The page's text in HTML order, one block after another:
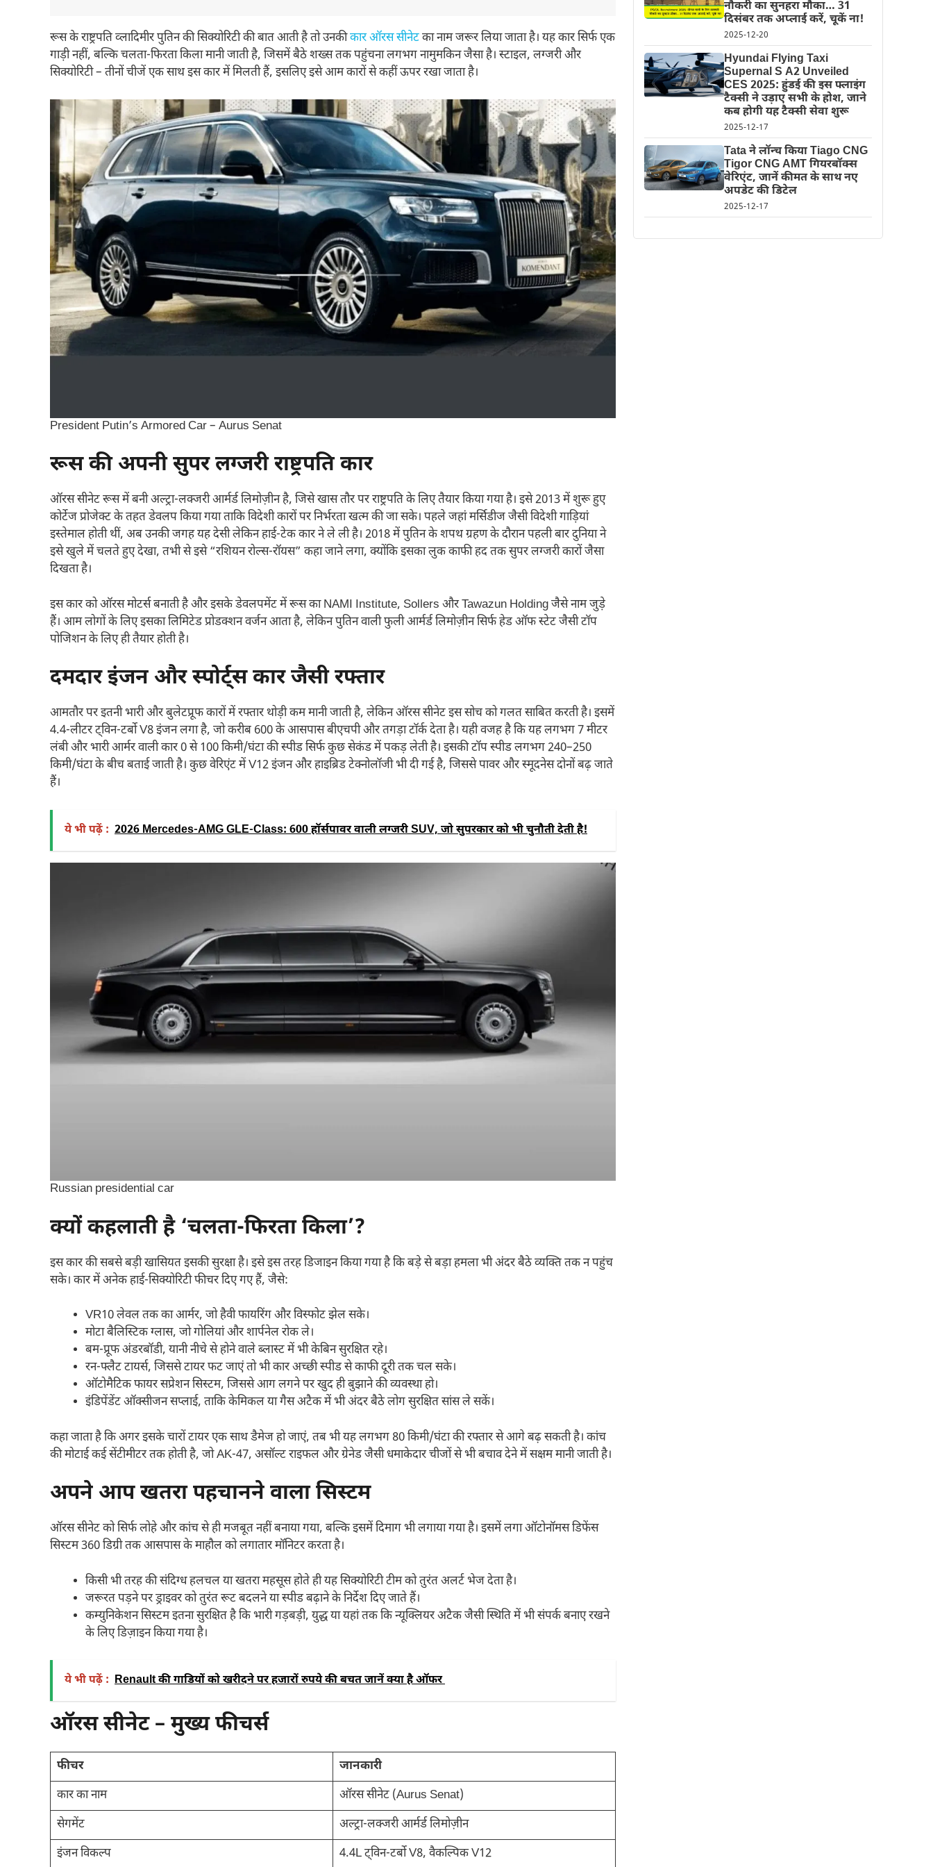
रूस के राष्ट्रपति व्लादिमीर पुतिन की सिक्योरिटी की बात आती है तो उनकीकार ऑरस सीनेटका नाम जरूर लिया जाता है। यह कार सिर्फ एक
गाड़ी नहीं, बल्कि चलता‑फिरता किला मानी जाती है, जिसमें बैठे शख्स तक पहुंचना लगभग नामुमकिन जैसा है। स्टाइल, लग्जरी और
सिक्योरिटी – तीनों चीजें एक साथ इस कार में मिलती हैं, इसलिए इसे आम कारों से कहीं ऊपर रखा जाता है।
President Putin’s Armored Car – Aurus Senat
रूस की अपनी सुपर लग्जरी राष्ट्रपति कार
ऑरस सीनेट रूस में बनी अल्ट्रा‑लक्जरी आर्मर्ड लिमोज़ीन है, जिसे खास तौर पर राष्ट्रपति के लिए तैयार किया गया है। इसे 2013 में शुरू हुए
कोर्टेज प्रोजेक्ट के तहत डेवलप किया गया ताकि विदेशी कारों पर निर्भरता खत्म की जा सके। पहले जहां मर्सिडीज जैसी विदेशी गाड़ियां
इस्तेमाल होती थीं, अब उनकी जगह यह देसी लेकिन हाई‑टेक कार ने ले ली है। 2018 में पुतिन के शपथ ग्रहण के दौरान पहली बार दुनिया ने
इसे खुले में चलते हुए देखा, तभी से इसे “रशियन रोल्स‑रॉयस ” कहा जाने लगा, क्योंकि इसका लुक काफी हद तक सुपर लग्जरी कारों जैसा
दिखता है।
इस कार को ऑरस मोटर्स बनाती है और इसके डेवलपमेंट में रूस का NAMI Institute , Sollers और Tawazun Holding जैसे नाम जुड़े
हैं। आम लोगों के लिए इसका लिमिटेड प्रोडक्शन वर्जन आता है, लेकिन पुतिन वाली फुली आर्मर्ड लिमोज़ीन सिर्फ हेड ऑफ स्टेट जैसी टॉप
पोजिशन के लिए ही तैयार होती है।
दमदार इंजन और स्पोर्ट्स कार जैसी रफ्तार
आमतौर पर इतनी भारी और बुलेटप्रूफ कारों में रफ्तार थोड़ी कम मानी जाती है, लेकिन ऑरस सीनेट इस सोच को गलत साबित करती है। इसमें
4.4‑लीटर ट्विन‑टर्बो V8 इंजन लगा है, जो करीब 600 के आसपास बीएचपी और तगड़ा टॉर्क देता है। यही वजह है कि यह लगभग 7 मीटर
लंबी और भारी आर्मर वाली कार 0 से 100 किमी/घंटा की स्पीड सिर्फ कुछ सेकंड में पकड़ लेती है। इसकी टॉप स्पीड लगभग 240–250
किमी/घंटा के बीच बताई जाती है। कुछ वेरिएंट में V12 इंजन और हाइब्रिड टेक्नोलॉजी भी दी गई है, जिससे पावर और स्मूदनेस दोनों बढ़ जाते
हैं।
ये भी पढ़ें : 2026 Mercedes-AMG GLE-Class: 600 हॉर्सपावर वाली लग्जरी SUV, जो सुपरकार को भी चुनौती देती है!
Russian presidential car
क्यों कहलाती है ‘चलता‑फिरता किला’?
इस कार की सबसे बड़ी खासियत इसकी सुरक्षा है। इसे इस तरह डिजाइन किया गया है कि बड़े से बड़ा हमला भी अंदर बैठे व्यक्ति तक न पहुंच
सके। कार में अनेक हाई‑सिक्योरिटी फीचर दिए गए हैं, जैसे:
VR10 लेवल तक का आर्मर, जो हैवी फायरिंग और विस्फोट झेल सके।
मोटा बैलिस्टिक ग्लास, जो गोलियां और शार्पनेल रोक ले।
बम‑प्रूफ अंडरबॉडी, यानी नीचे से होने वाले ब्लास्ट में भी केबिन सुरक्षित रहे।
रन‑फ्लैट टायर्स, जिससे टायर फट जाएं तो भी कार अच्छी स्पीड से काफी दूरी तक चल सके।
ऑटोमैटिक फायर सप्रेशन सिस्टम, जिससे आग लगने पर खुद ही बुझाने की व्यवस्था हो।
इंडिपेंडेंट ऑक्सीजन सप्लाई, ताकि केमिकल या गैस अटैक में भी अंदर बैठे लोग सुरक्षित सांस ले सकें।
कहा जाता है कि अगर इसके चारों टायर एक साथ डैमेज हो जाएं, तब भी यह लगभग 80 किमी/घंटा की रफ्तार से आगे बढ़ सकती है। कांच
की मोटाई कई सेंटीमीटर तक होती है, जो AK‑47, असॉल्ट राइफल और ग्रेनेड जैसी धमाकेदार चीजों से भी बचाव देने में सक्षम मानी जाती है।
अपने आप खतरा पहचानने वाला सिस्टम
ऑरस सीनेट को सिर्फ लोहे और कांच से ही मजबूत नहीं बनाया गया, बल्कि इसमें दिमाग भी लगाया गया है। इसमें लगा ऑटोनॉमस डिफेंस
सिस्टम 360 डिग्री तक आसपास के माहौल को लगातार मॉनिटर करता है।
किसी भी तरह की संदिग्ध हलचल या खतरा महसूस होते ही यह सिक्योरिटी टीम को तुरंत अलर्ट भेज देता है।
जरूरत पड़ने पर ड्राइवर को तुरंत रूट बदलने या स्पीड बढ़ाने के निर्देश दिए जाते हैं।
कम्युनिकेशन सिस्टम इतना सुरक्षित है कि भारी गड़बड़ी, युद्ध या यहां तक कि न्यूक्लियर अटैक जैसी स्थिति में भी संपर्क बनाए रखने
के लिए डिज़ाइन किया गया है।
ये भी पढ़ें : Renault की गाडियों को खरीदने पर हजारों रुपये की बचत जानें क्या है ऑफर
ऑरस सीनेट – मुख्य फीचर्स
फीचर
जानकारी
कार का नाम
ऑरस सीनेट (Aurus Senat)
सेगमेंट
अल्ट्रा‑लक्जरी आर्मर्ड लिमोज़ीन
इंजन विकल्प
4.4L ट्विन‑टर्बो V8, वैकल्पिक V12
नौकरी का सुनहरा मौका… 31
दिसंबर तक अप्लाई करें, चूकें ना!
2025-12-20
Hyundai Flying Taxi
Supernal S A2 Unveiled
CES 2025: हुंडई की इस फ्लाइंग
टैक्सी ने उड़ाए सभी के होश, जाने
कब होगी यह टैक्सी सेवा शुरू
2025-12-17
Tata ने लॉन्च किया Tiago CNG
Tigor CNG AMT गियरबॉक्स
वेरिएंट, जानें कीमत के साथ नए
अपडेट की डिटेल
2025-12-17